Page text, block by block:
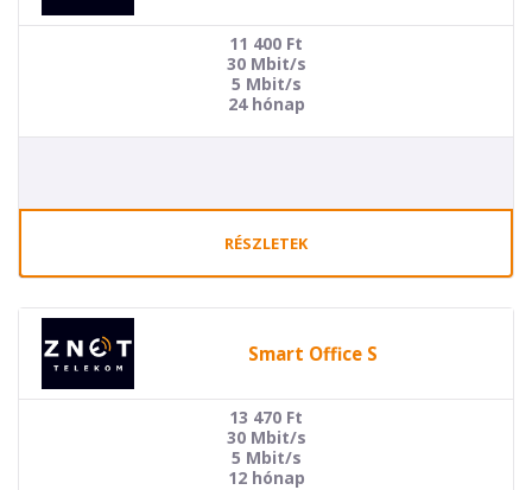
11 400 Ft
30 Mbit/s
5 Mbit/s
24 hónap
RÉSZLETEK
Smart Office S
13 470 Ft
30 Mbit/s
5 Mbit/s
12 hónap